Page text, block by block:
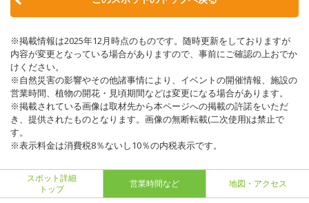
※掲載情報は2025年12月時点のものです。随時更新をしておりますが
内容が変更となっている場合がありますので、事前にご確認の上おでか
けください。
※自然災害の影響やその他諸事情により、イベントの開催情報、施設の
営業時間、植物の開花・見頃期間などは変更になる場合があります。
※掲載されている画像は取材先から本ページへの掲載の許諾をいただ
き、提供されたものとなります。画像の無断転載(二次使用)は禁止で
す。
※表示料金は消費税8％ないし10％の内税表示です。
スポット詳細
トップ
営業時間など 地図・アクセス